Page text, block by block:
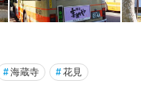
#海蔵寺 #花見